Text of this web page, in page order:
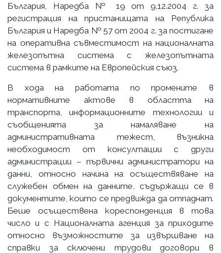
България, Наредба № 19 от 9.12.2004 г. за
регистрация на пристанищата на Република
България и Наредба № 57 от 2004 г. за постигане
на оперативна съвместимост на националната
железопътна система с железопътната
система в рамките на Европейския съюз.
В хода на работата по промените в
нормативните актове в областта на
транспорта, информационните технологии и
съобщенията за намаляване на
административната тежест, възникна
необходимост от консултации с други
администрации – първични администратори на
данни, относно начина на осъществяване на
служебен обмен на данните, съдържащи се в
документите, които се предвижда да отпаднат.
Беше осъществена кореспонденция в това
число и с Националната агенция за приходите
относно възможностите за извършване на
справки за сключени трудови договори в